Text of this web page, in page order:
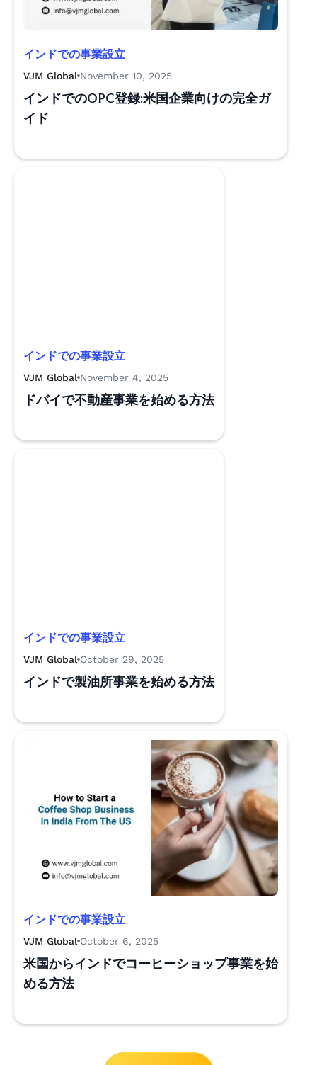
インドでの事業設立
VJM Global November 10, 2025
インドでのOPC登録:米国企業向けの完全ガ
イド
インドでの事業設立
VJM Global November 4, 2025
ドバイで不動産事業を始める方法
インドでの事業設立
VJM Global October 29, 2025
インドで製油所事業を始める方法
インドでの事業設立
VJM Global October 6, 2025
米国からインドでコーヒーショップ事業を始
める方法